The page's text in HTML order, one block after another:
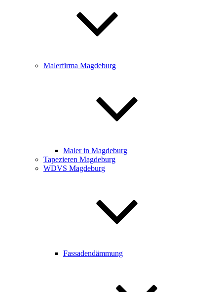
Malerfirma Magdeburg
Maler in Magdeburg
Tapezieren Magdeburg
WDVS Magdeburg
Fassadendämmung